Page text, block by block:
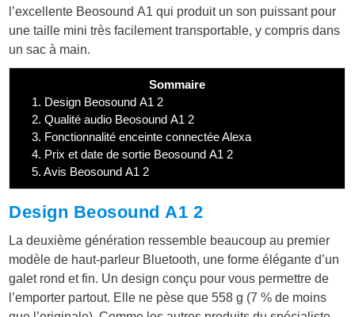
l’excellente Beosound A1 qui produit un son puissant pour
une taille mini très facilement transportable, y compris dans
un sac à main.
Sommaire
1. Design Beosound A1 2
2. Qualité audio Beosound A1 2
3. Fonctionnalité enceinte connectée Alexa
4. Prix et date de sortie Beosound A1 2
5. Avis Beosound A1 2
Design Beosound A1 2
La deuxième génération ressemble beaucoup au premier
modèle de haut-parleur Bluetooth, une forme élégante d’un
galet rond et fin. Un design conçu pour vous permettre de
l’emporter partout. Elle ne pèse que 558 g (7 % de moins